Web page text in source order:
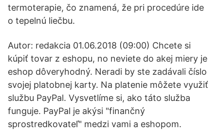
termoterapie, čo znamená, že pri procedúre ide
o tepelnú liečbu.
Autor: redakcia 01.06.2018 (09:00) Chcete si
kúpiť tovar z eshopu, no neviete do akej miery je
eshop dôveryhodný. Neradi by ste zadávali číslo
svojej platobnej karty. Na platenie môžete využiť
službu PayPal. Vysvetlíme si, ako táto služba
funguje. PayPal je akýsi "finančný
sprostredkovateľ" medzi vami a eshopom.